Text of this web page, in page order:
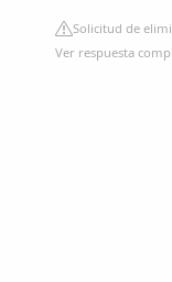
Solicitud de
Ver respuesta